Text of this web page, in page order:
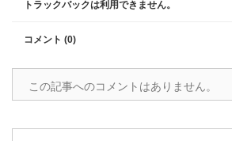
トラックバックは利用できません。
コメント (0)
この記事へのコメントはありません。